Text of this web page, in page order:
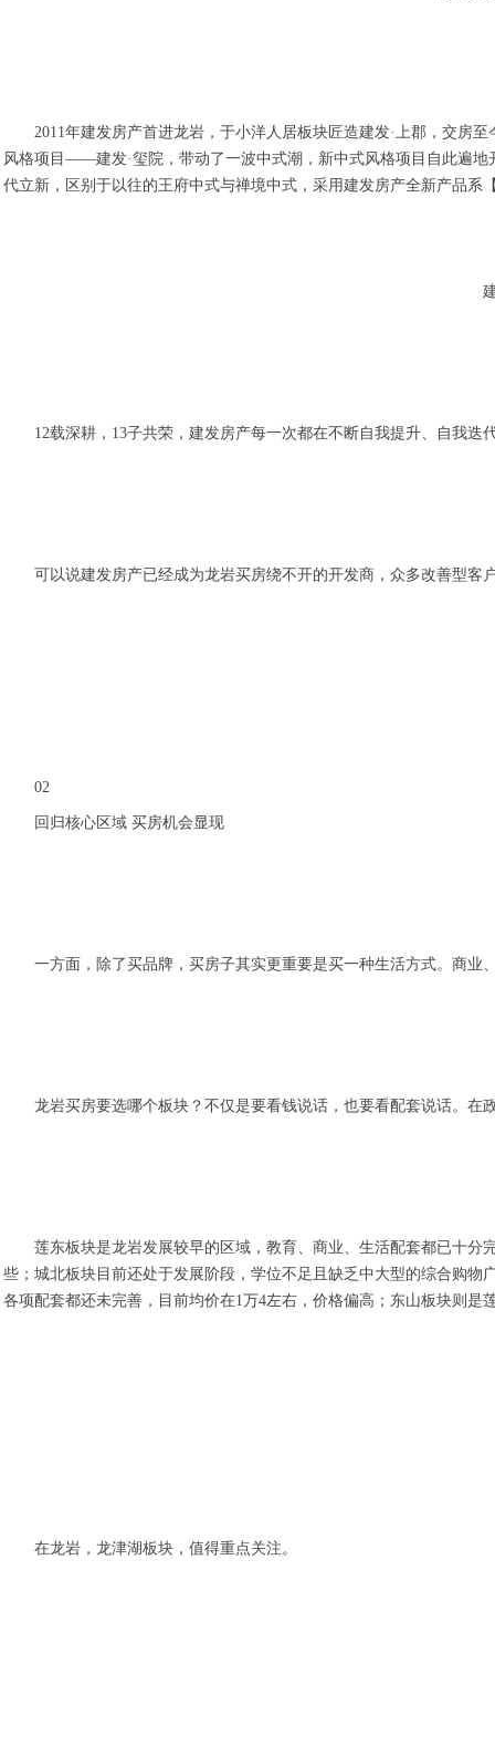
2011年建发房产首进龙岩，于小洋人居板块匠造建发·上郡，交房
风格项目——建发·玺院，带动了一波中式潮，新中式风格项目自此遍地
代立新，区别于以往的王府中式与禅境中式，采用建发房产全新产品系
12载深耕，13子共荣，建发房产每一次都在不断自我提升、自我
可以说建发房产已经成为龙岩买房绕不开的开发商，众多改善型客
02
回归核心区域 买房机会显现
一方面，除了买品牌，买房子其实更重要是买一种生活方式。商
龙岩买房要选哪个板块？不仅是要看钱说话，也要看配套说话。在
莲东板块是龙岩发展较早的区域，教育、商业、生活配套都已十
些；城北板块目前还处于发展阶段，学位不足且缺乏中大型的综合购
各项配套都还未完善，目前均价在1万4左右，价格偏高；东山板块则是
在龙岩，龙津湖板块，值得重点关注。